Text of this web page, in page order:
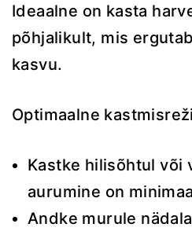
Ideaalne on kasta
põhjalikult, mis
kasvu.
Optimaalne
Kastke hilisõhtul või
aurumine on
Andke murule